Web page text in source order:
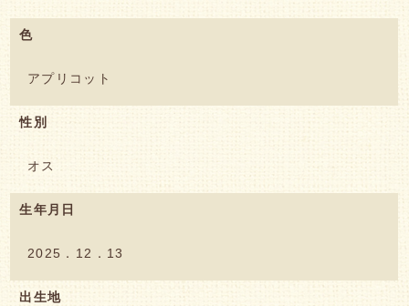
色
アプリコット
性別
オス
生年月日
2025．12．13
出生地